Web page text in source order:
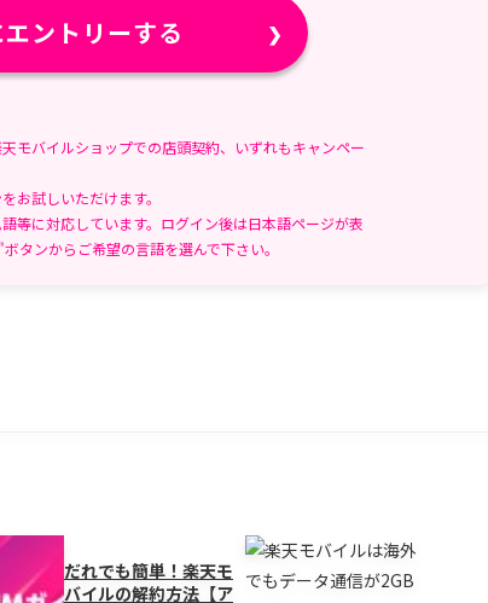
ントリーする
モバイルショップでの店頭契約、いずれもキャンペー
お試しいただけます。
等に対応しています。ログイン後は日本語ページが表
タンからご希望の言語を選んで下さい。
だれでも簡単！楽天モ
バイルの解約方法【ア